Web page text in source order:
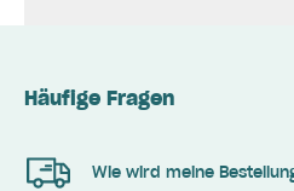
Häufige Fragen
Wie wird meine